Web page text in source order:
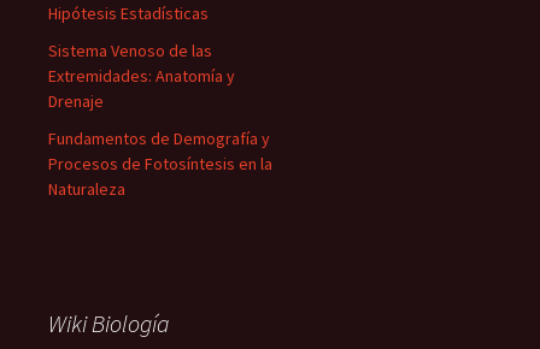
Hipótesis Estadísticas
Sistema Venoso de las
Extremidades: Anatomía y
Drenaje
Fundamentos de Demografía y
Procesos de Fotosíntesis en la
Naturaleza
Wiki Biología